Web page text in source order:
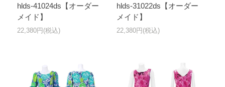
hlds-41024ds【オーダー
メイド】
22,380円(税込)
hlds-31022ds【オーダー
メイド】
22,380円(税込)